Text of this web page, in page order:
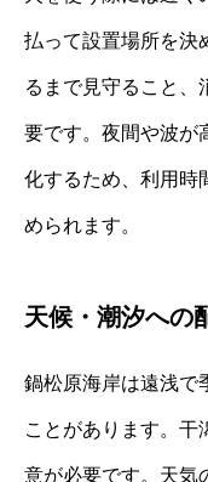
払って設置場所を決
るまで見守ること、
要です。夜間や波が
化するため、利用時
められます。
天候・潮汐への
鍋松原海岸は遠浅で
ことがあります。干
意が必要です。天気